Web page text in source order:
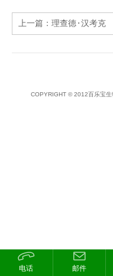
上一篇： 理查德·汉考克
COPYRIGHT © 2012百乐宝
电话 邮件